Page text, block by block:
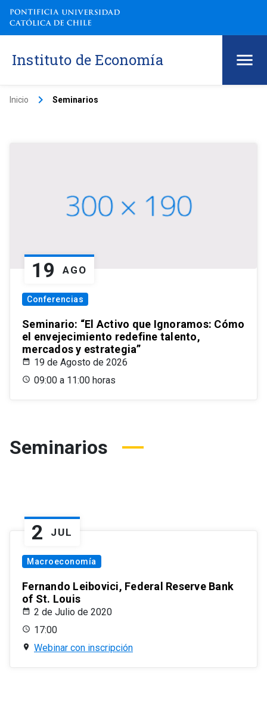
Instituto de Economía
Inicio keyboard_arrow_right Seminarios
19 AGO
Conferencias
Seminario: “El Activo que Ignoramos: Cómo
el envejecimiento redefine talento,
mercados y estrategia”
19 de Agosto de 2026
09:00 a 11:00 horas
Seminarios
2 JUL
Macroeconomía
Fernando Leibovici, Federal Reserve Bank
of St. Louis
2 de Julio de 2020
17:00
Webinar con inscripción